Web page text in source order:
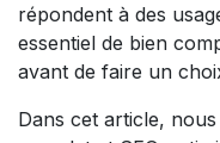
répondent à des
essentiel de bien
avant de faire un
Dans cet article,